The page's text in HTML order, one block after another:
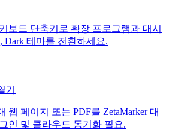
보드 단축키로 확장 프로그램과 대시
Dark 테마를 전환하세요.
기
웹 페이지 또는 PDF를 ZetaMarker 대
인 및 클라우드 동기화 필요.